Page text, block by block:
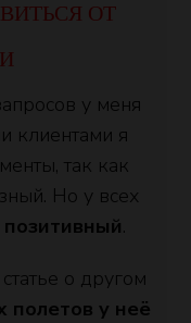
ОТ
у меня
клиентами я
так как
Но у всех
позитивный.
о другом
полетов у неё